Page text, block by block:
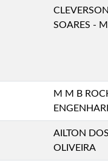
SOARES -
M M B
AILTON
OLIVEIRA